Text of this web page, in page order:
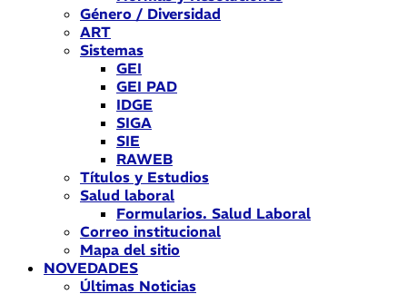
Género / Diversidad
ART
Sistemas
GEI
GEI PAD
IDGE
SIGA
SIE
RAWEB
Títulos y Estudios
Salud laboral
Formularios. Salud Laboral
Correo institucional
Mapa del sitio
NOVEDADES
Últimas Noticias